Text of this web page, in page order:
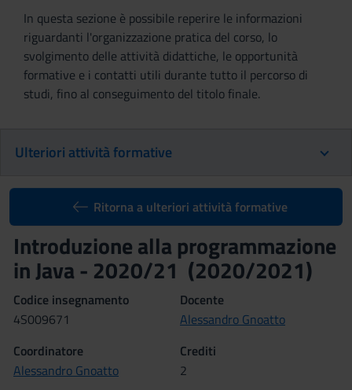
In questa sezione è possibile reperire le informazioni
riguardanti l'organizzazione pratica del corso, lo
svolgimento delle attività didattiche, le opportunità
formative e i contatti utili durante tutto il percorso di
studi, fino al conseguimento del titolo finale.
Ulteriori attività formative
Ritorna a ulteriori attività formative
Introduzione alla programmazione
in Java - 2020/21 (2020/2021)
Codice insegnamento
4S009671
Docente
Alessandro Gnoatto
Coordinatore
Alessandro Gnoatto
Crediti
2